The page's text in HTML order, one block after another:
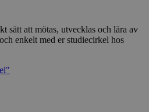
sätt att mötas, utvecklas och lära av
enkelt med er studiecirkel hos